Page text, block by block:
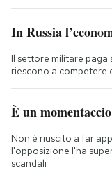
In Russia
Il settore militare paga
riescono a competere
È un
Non è riuscito a far
l'opposizione l'ha
scandali